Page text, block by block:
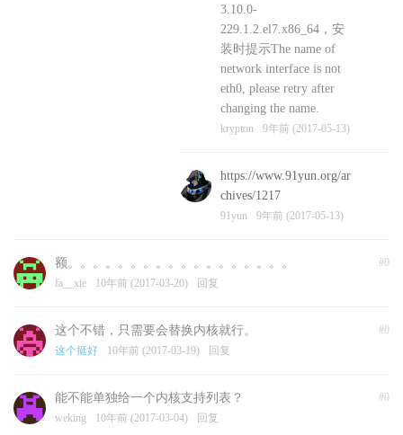
3.10.0-
229.1.2.el7.x86_64，安
装时提示The name of
network interface is not
eth0, please retry after
changing the name.
krypton 9年前 (2017-05-13)
https://www.91yun.org/ar
chives/1217
91yun 9年前 (2017-05-13)
#0
额。。。。。。。。。。。。。。。。。。
fa__xie 10年前 (2017-03-20) 回复
#0
这个不错，只需要会替换内核就行。
这个挺好 10年前 (2017-03-19) 回复
#0
能不能单独给一个内核支持列表？
weking 10年前 (2017-03-04) 回复